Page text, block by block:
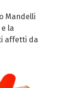
Mandelli
la
affetti da